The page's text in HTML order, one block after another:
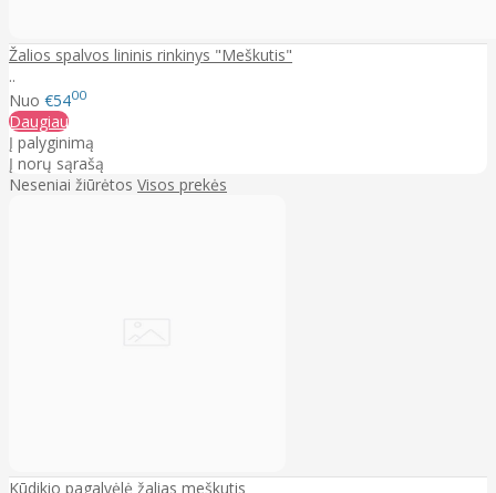
Žalios spalvos lininis rinkinys "Meškutis"
..
Nuo €5400
Daugiau
Į palyginimą
Į norų sąrašą
Neseniai žiūrėtos Visos prekės
Kūdikio pagalvėlė žalias meškutis